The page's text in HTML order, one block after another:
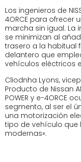
Los ingenieros de
4ORCE para ofrecer
marcha sin igual. La
se minimizan al
trasero a la habitual
delantero que
vehículos eléctricos
Cliodnha Lyons,
Producto de Nissan
POWER y e-4ORCE
segmento, al ser el
una motorización
tipo de vehículo que
modernas».